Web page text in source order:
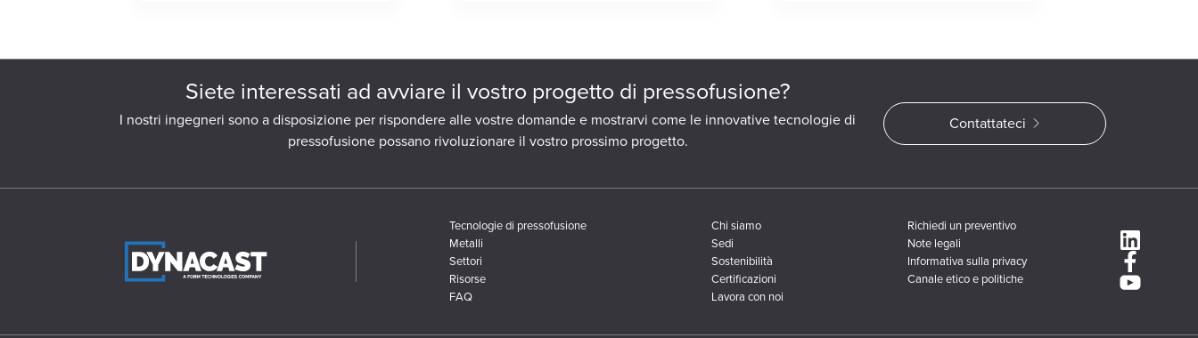
Siete interessati ad avviare il vostro progetto di pressofusione?
I nostri ingegneri sono a disposizione per rispondere alle vostre domande e mostrarvi come le innovative tecnologie di
pressofusione possano rivoluzionare il vostro prossimo progetto.
Contattateci
Tecnologie di pressofusione
Metalli
Settori
Risorse
FAQ
Chi siamo
Sedi
Sostenibilità
Certificazioni
Lavora con noi
Richiedi un preventivo
Note legali
Informativa sulla privacy
Canale etico e politiche